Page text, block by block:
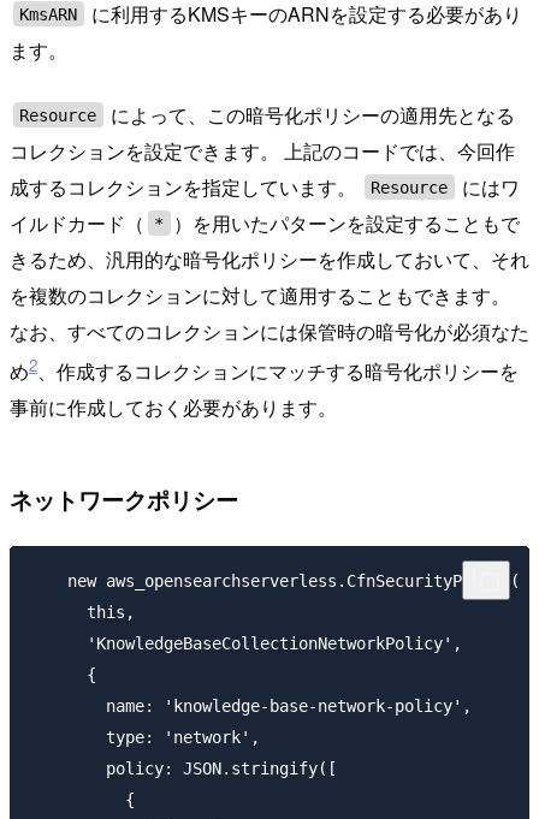
KmsARN
に利用するKMSキーのARNを設定する必要があり
ます。
Resource
によって、この暗号化ポリシーの適用先となる
コレクションを設定できます。 上記のコードでは、今回作
成するコレクションを指定しています。
Resource
にはワ
イルドカード（
*
）を用いたパターンを設定することもで
きるため、汎用的な暗号化ポリシーを作成しておいて、それ
を複数のコレクションに対して適用することもできます。
なお、すべてのコレクションには保管時の暗号化が必須なた
め2、作成するコレクションにマッチする暗号化ポリシーを
事前に作成しておく必要があります。
ネットワークポリシー
    new aws_opensearchserverless.CfnSecurityPolicy(
      this,
      'KnowledgeBaseCollectionNetworkPolicy',
      {
        name: 'knowledge-base-network-policy',
        type: 'network',
        policy: JSON.stringify([
          {